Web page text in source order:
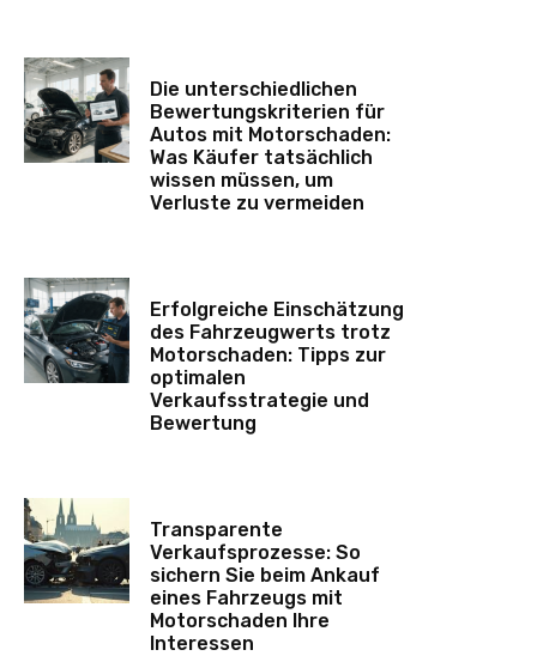
Die unterschiedlichen
Bewertungskriterien für
Autos mit Motorschaden:
Was Käufer tatsächlich
wissen müssen, um
Verluste zu vermeiden
Erfolgreiche Einschätzung
des Fahrzeugwerts trotz
Motorschaden: Tipps zur
optimalen
Verkaufsstrategie und
Bewertung
Transparente
Verkaufsprozesse: So
sichern Sie beim Ankauf
eines Fahrzeugs mit
Motorschaden Ihre
Interessen